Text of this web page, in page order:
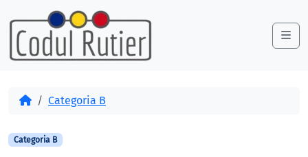
Skip to content
Skip to footer
AcasăCategoria B
Categoria B